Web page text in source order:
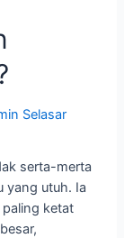
Selasar
serta-merta
yang utuh. Ia
ketat